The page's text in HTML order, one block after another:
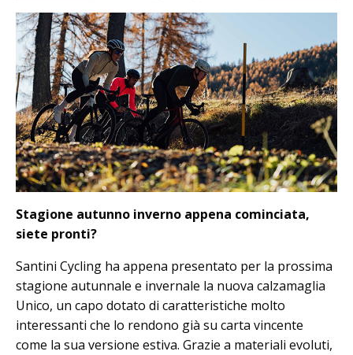
Stagione autunno inverno appena cominciata,
siete pronti?
Santini Cycling ha appena presentato per la prossima
stagione autunnale e invernale la nuova calzamaglia
Unico, un capo dotato di caratteristiche molto
interessanti che lo rendono già su carta vincente
come la sua versione estiva. Grazie a materiali evoluti,